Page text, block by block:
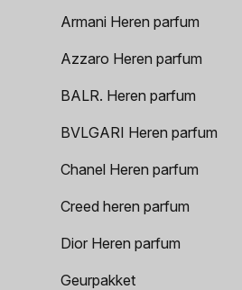
Armani Heren parfum
Azzaro Heren parfum
BALR. Heren parfum
BVLGARI Heren parfum
Chanel Heren parfum
Creed heren parfum
Dior Heren parfum
Geurpakket